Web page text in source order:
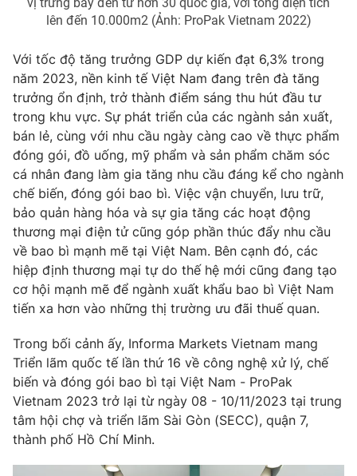
Emagazine Podcast
Photo Infographic
Video Shorts video
VTV Money VTV Thể thao
VTV Sức khoẻ Bất động sản
Thị trường 24h Tấm lòng Việt
VTV4 Vươn mình bằng AI
VTV9 VTV8
Liên hệ tòa soạn English
THỜI BÁO VTV
lên đến 10.000m2 (Ảnh: ProPak Vietnam 2022)
Với tốc độ tăng trưởng GDP dự kiến đạt 6,3% trong
năm 2023, nền kinh tế Việt Nam đang trên đà tăng
trưởng ổn định, trở thành điểm sáng thu hút đầu tư
trong khu vực. Sự phát triển của các ngành sản xuất,
bán lẻ, cùng với nhu cầu ngày càng cao về thực phẩm
đóng gói, đồ uống, mỹ phẩm và sản phẩm chăm sóc
cá nhân đang làm gia tăng nhu cầu đáng kể cho ngành
chế biến, đóng gói bao bì. Việc vận chuyển, lưu trữ,
bảo quản hàng hóa và sự gia tăng các hoạt động
thương mại điện tử cũng góp phần thúc đẩy nhu cầu
về bao bì mạnh mẽ tại Việt Nam. Bên cạnh đó, các
hiệp định thương mại tự do thế hệ mới cũng đang tạo
cơ hội mạnh mẽ để ngành xuất khẩu bao bì Việt Nam
tiến xa hơn vào những thị trường ưu đãi thuế quan.
Trong bối cảnh ấy, Informa Markets Vietnam mang
Triển lãm quốc tế lần thứ 16 về công nghệ xử lý, chế
biến và đóng gói bao bì tại Việt Nam - ProPak
Vietnam 2023 trở lại từ ngày 08 - 10/11/2023 tại trung
tâm hội chợ và triển lãm Sài Gòn (SECC), quận 7,
thành phố Hồ Chí Minh.